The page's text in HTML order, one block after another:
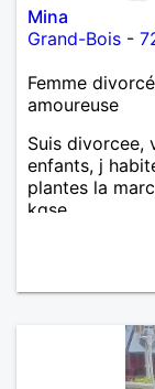
Mina
Grand-Bois -
Femme
amoureuse
Suis divorcee,
enfants, j
plantes la
kgse